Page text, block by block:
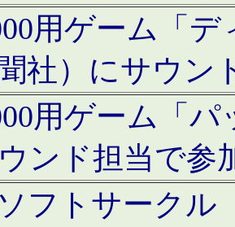
用ゲーム「
社）にサウン
用ゲーム「
ンド担当で参
フトサークル